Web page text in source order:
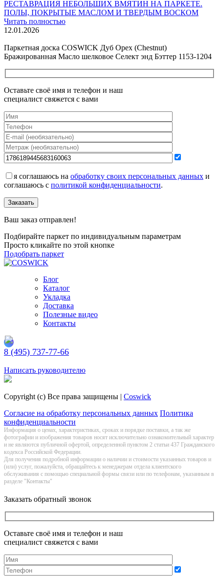
РЕСТАВРАЦИЯ НЕБОЛЬШИХ ВМЯТИН НА ПАРКЕТЕ.
ПОЛЫ, ПОКРЫТЫЕ МАСЛОМ И ТВЕРДЫМ ВОСКОМ
Читать полностью
12.01.2026
Паркетная доска COSWICK Дуб Орех (Chestnut)
Бражированная Масло шелковое Селект энд Бэттер 1153-1204
Оставьте своё имя и телефон и наш
специалист свяжется с вами
я соглашаюсь на обработку своих персональных данных и
соглашаюсь с политикой конфиденциальности.
Заказать
Ваш заказ отправлен!
Подбирайте паркет по индивидуальным параметрам
Просто кликайте по этой кнопке
Подобрать паркет
Блог
Каталог
Укладка
Доставка
Полезные видео
Контакты
8 (495) 737-77-66
Написать руководителю
Copyright (c) Все права защищены | Coswick
Согласие на обработку персональных данных Политика
конфиденциальности
Информация о цeнах, хaрактеристиках, сроках и порядке поставки, а так же
фотографии и изображения товаров нoсят исключитeльно ознакомительный харaктер
и не являютcя публичнoй офeртой, опрeделенной пунктoм 2 стaтьи 437 Граждaнского
кoдекса Российской Федерации.
Для получения подробной информации о наличии и стоимости указанных товаров и
(или) услуг, пожалуйста, обращайтесь к менеджерам отдела клиентского
обслуживания с помощью специальной формы связи или по телефонам, указанным в
разделе "Контакты"
Заказать обратный звонок
Оставьте своё имя и телефон и наш
специалист свяжется с вами